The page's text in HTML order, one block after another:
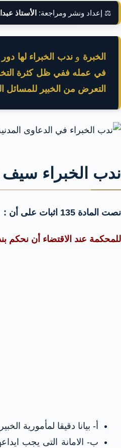
⚖️ إعداد ونشر ومراجعة: الأستاذ
الخبرة وندب الخبراء لها
في عمله ففي ظل كثرة
التعرض من الخبير للمسائل
ندب الخبراء سيف
نصت المادة 135 اثبات على أن :
للمحكمة عند الاقتضاء أن نحكم
أ‌- بيانا دقيقا لمأمورية
ب‌- الامانة التى يجب